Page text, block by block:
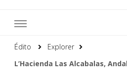
Édito
Explorer
L’Hacienda Las Alcabalas,